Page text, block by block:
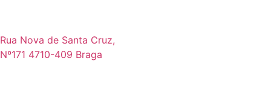
Rua Nova de Santa Cruz,
Nº171 4710-409 Braga